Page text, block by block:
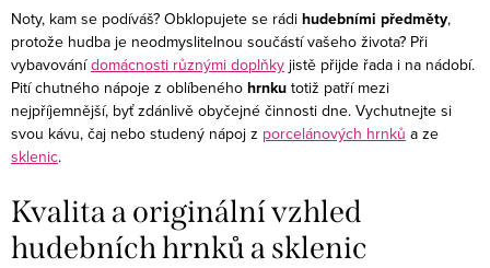
c
í
p
r
v
k
v
ý
á
n
k
o
v
á
n
í
Noty, kam se podíváš? Obklopujete se rádi hudebními předměty,
protože hudba je neodmyslitelnou součástí vašeho života? Při
vybavovánídomácnosti různými doplňky jistě přijde řada i na nádobí.
Pití chutného nápoje z oblíbeného hrnku totiž patří mezi
nejpříjemnější, byť zdánlivě obyčejné činnosti dne. Vychutnejte si
svou kávu, čaj nebo studený nápoj z porcelánových hrnků a ze
sklenic.
Kvalita a originální vzhled
hudebních hrnků a sklenic